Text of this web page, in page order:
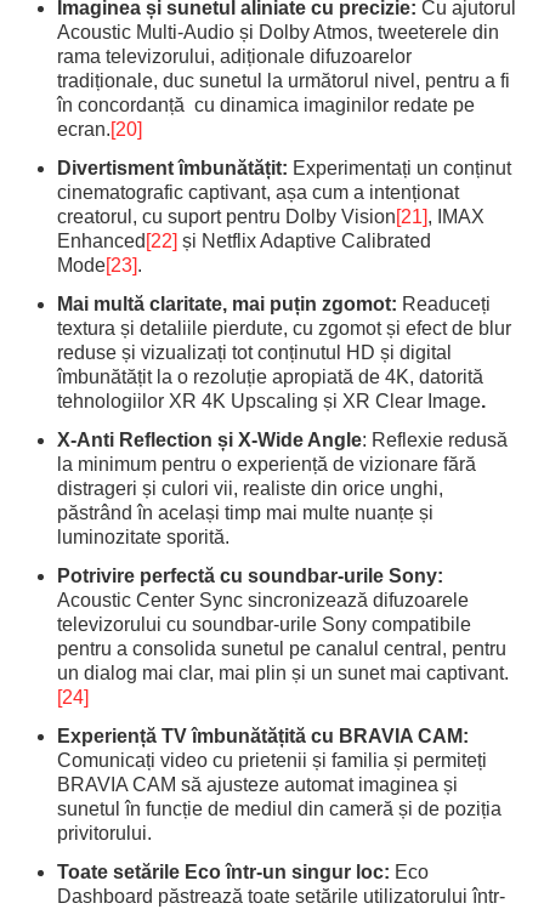
Imaginea și sunetul aliniate cu precizie:Cu ajutorul
Acoustic Multi-Audio și Dolby Atmos, tweeterele din
rama televizorului, adiționale difuzoarelor
tradiționale, duc sunetul la următorul nivel, pentru a fi
în concordanță cu dinamica imaginilor redate pe
ecran.[20]
Divertisment îmbunătățit: Experimentați un conținut
cinematografic captivant, așa cum a intenționat
creatorul, cu suport pentru Dolby Vision[21], IMAX
Enhanced [22] și Netflix Adaptive Calibrated
Mode[23].
Mai multă claritate, mai puțin zgomot: Readuceți
textura și detaliile pierdute, cu zgomot și efect de blur
reduse și vizualizați tot conținutul HD și digital
îmbunătățit la o rezoluție apropiată de 4K, datorită
tehnologiilor XR 4K Upscaling și XR Clear Image.
X-Anti Reflection și X-Wide Angle: Reflexie redusă
la minimum pentru o experiență de vizionare fără
distrageri și culori vii, realiste din orice unghi,
păstrând în același timp mai multe nuanțe și
luminozitate sporită.
Potrivire perfectă cu soundbar-urile Sony:
Acoustic Center Sync sincronizează difuzoarele
televizorului cu soundbar-urile Sony compatibile
pentru a consolida sunetul pe canalul central, pentru
un dialog mai clar, mai plin și un sunet mai captivant.
[24]
Experiență TV îmbunătățită cu BRAVIA CAM:
Comunicați video cu prietenii și familia și permiteți
BRAVIA CAM să ajusteze automat imaginea și
sunetul în funcție de mediul din cameră și de poziția
privitorului.
Toate setările Eco într-un singur loc: Eco
Dashboard păstrează toate setările utilizatorului într-